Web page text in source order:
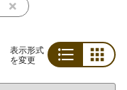
表示形式
を変更